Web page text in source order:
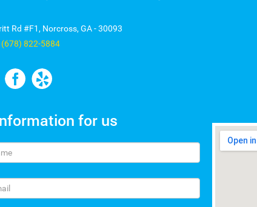
Rd #F1, Norcross, GA - 30093
(678) 822-5884
for us